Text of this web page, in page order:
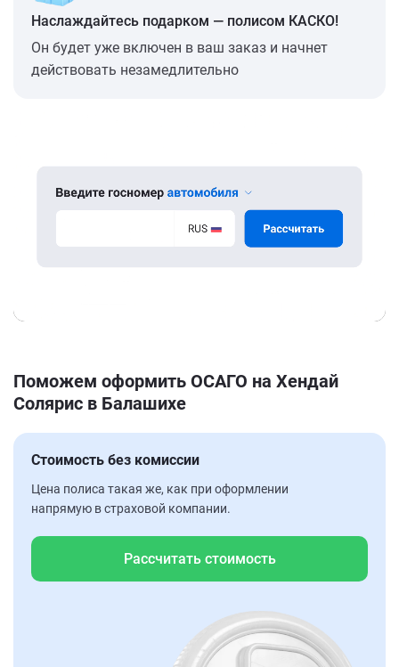
Наслаждайтесь подарком — полисом КАСКО!
Он будет уже включен в ваш заказ и начнет
действовать незамедлительно
Поможем оформить ОСАГО на Хендай
Солярис в Балашихе
Стоимость без комиссии
Цена полиса такая же, как при оформлении
напрямую в страховой компании.
Рассчитать стоимость